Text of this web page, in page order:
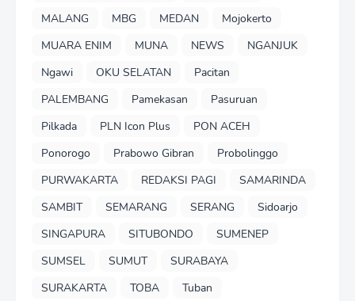
MALANG
MBG MEDAN
Mojokerto
MUARA ENIM
MUNA NEWS
NGANJUK
Ngawi
OKU SELATAN
Pacitan
PALEMBANG
Pamekasan
Pasuruan
Pilkada
PLN Icon Plus
PON ACEH
Ponorogo
Prabowo Gibran
Probolinggo
PURWAKARTA
REDAKSI PAGI
SAMARINDA
SAMBIT
SEMARANG SERANG
Sidoarjo
SINGAPURA
SITUBONDO
SUMENEP
SUMSEL
SUMUT
SURABAYA
SURAKARTA
TOBA
Tuban